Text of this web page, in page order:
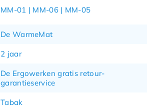
MM-01 | MM-06 | MM-05
De WarmeMat
2 jaar
De Ergowerken gratis retour-
garantieservice
Tabak